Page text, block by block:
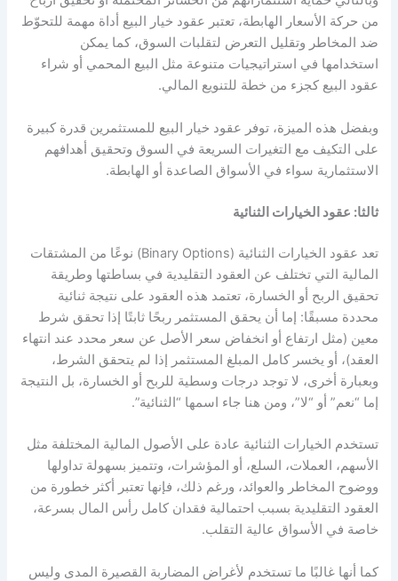
من حركة الأسعار الهابطة، تعتبر عقود خيار البيع أداة مهمة للتحوّط
ضد المخاطر وتقليل التعرض لتقلبات السوق، كما يمكن
استخدامها في استراتيجيات متنوعة مثل البيع المحمي أو شراء
عقود البيع كجزء من خطة للتنويع المالي.
وبفضل هذه الميزة، توفر عقود خيار البيع للمستثمرين قدرة كبيرة
على التكيف مع التغيرات السريعة في السوق وتحقيق أهدافهم
الاستثمارية سواء في الأسواق الصاعدة أو الهابطة.
ثالثا: عقود الخيارات الثنائية
تعد عقود الخيارات الثنائية
(Binary Options) نوعًا من المشتقات
المالية التي تختلف عن العقود التقليدية في بساطتها وطريقة
تحقيق الربح أو الخسارة، تعتمد هذه العقود على نتيجة ثنائية
محددة مسبقًا: إما أن يحقق المستثمر ربحًا ثابتًا إذا تحقق شرط
معين (مثل ارتفاع أو انخفاض سعر الأصل عن سعر محدد عند انتهاء
العقد)، أو يخسر كامل المبلغ المستثمر إذا لم يتحقق الشرط،
وبعبارة أخرى، لا توجد درجات وسطية للربح أو الخسارة، بل النتيجة
إما “نعم” أو “لا”، ومن هنا جاء اسمها “الثنائية”.
تستخدم الخيارات الثنائية عادة على الأصول المالية المختلفة مثل
الأسهم، العملات، السلع، أو المؤشرات، وتتميز بسهولة تداولها
ووضوح المخاطر والعوائد، ورغم ذلك، فإنها تعتبر أكثر خطورة من
العقود التقليدية بسبب احتمالية فقدان كامل رأس المال بسرعة،
خاصة في الأسواق عالية التقلب.
كما أنها غالبًا ما تستخدم لأغراض المضاربة القصيرة المدى وليس